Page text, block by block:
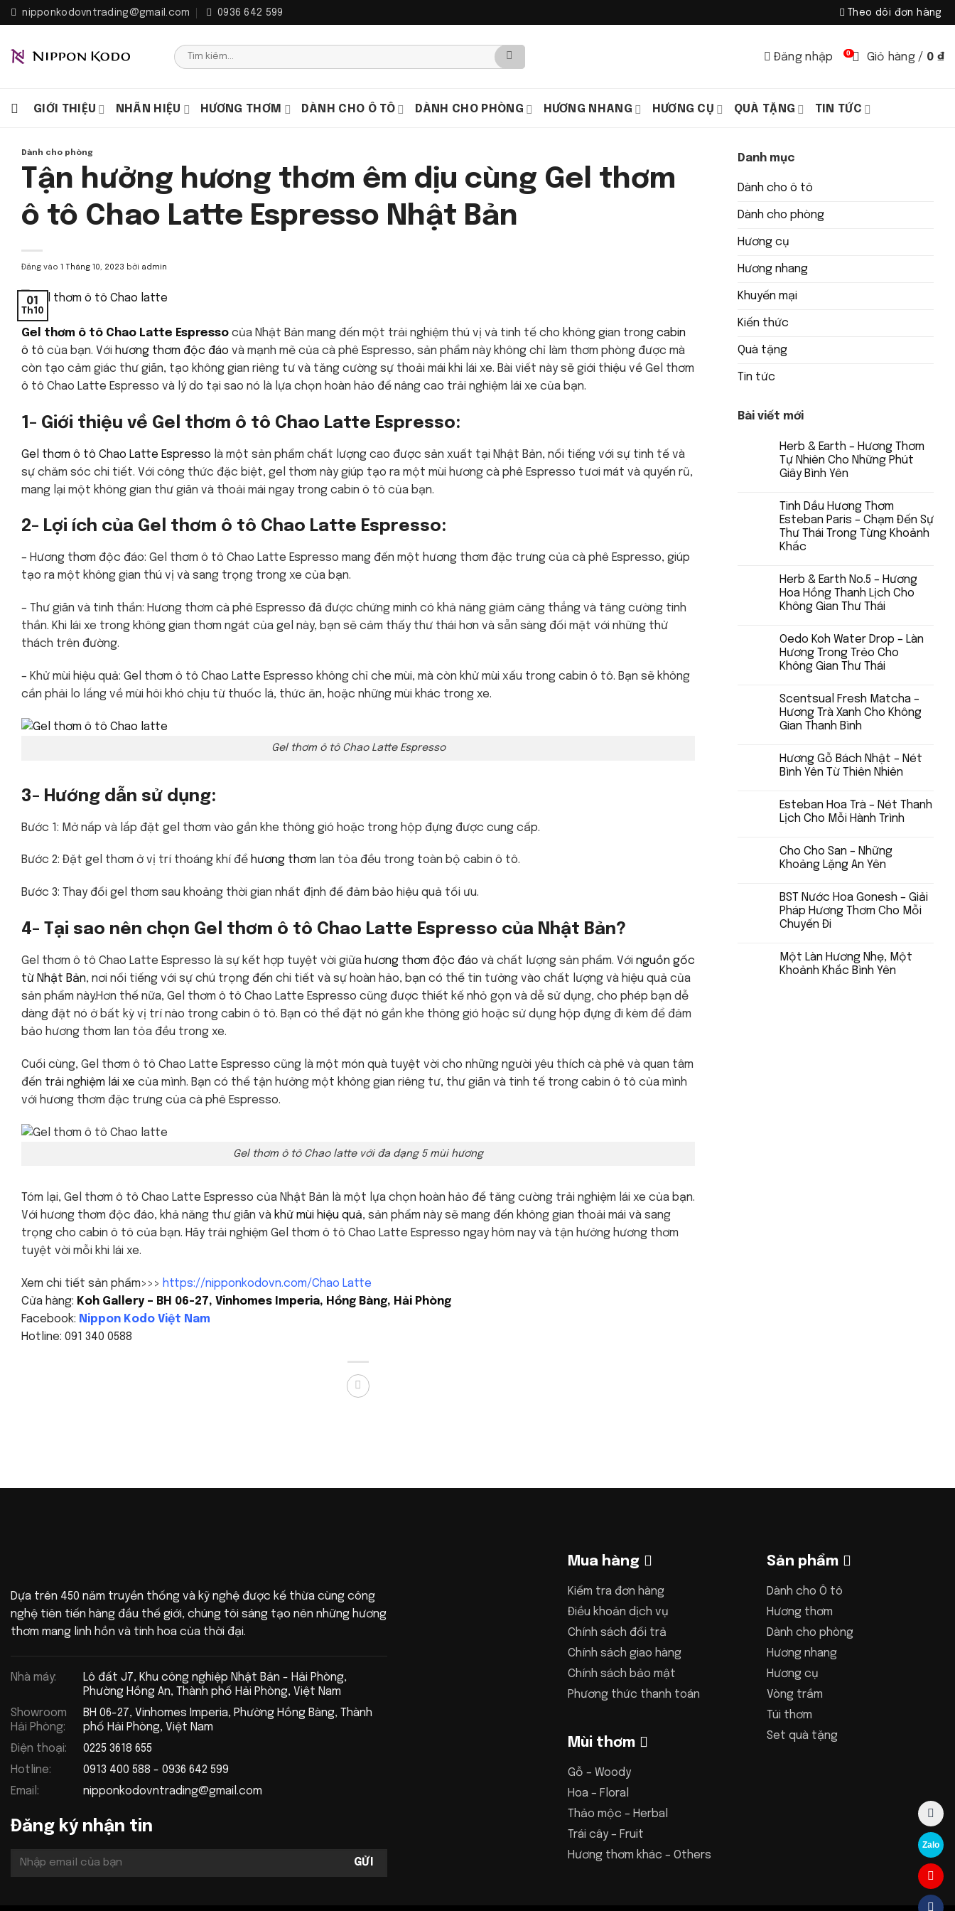
Bỏ
qua
dung
nipponkodovntrading@gmail.com 0936 642 599 Theo dõi đơn hàng
Tìm
kiếm:
Đăng nhập Giỏ hàng / 0 ₫
0
GIỚI THIỆU NHÃN HIỆU HƯƠNG THƠM DÀNH CHO Ô TÔ DÀNH CHO PHÒNG HƯƠNG NHANG HƯƠNG CỤ QUÀ TẶNG TIN TỨC
Dành cho phòng
Tận hưởng hương thơm êm dịu cùng Gel thơm
ô tô Chao Latte Espresso Nhật Bản
Đăng vào 1 Tháng 10, 2023 bởi admin
01
Th10
Gel thơm ô tô Chao Latte Espresso của Nhật Bản mang đến một trải nghiệm thú vị và tinh tế cho không gian trong cabin
ô tô của bạn. Với hương thơm độc đáo và mạnh mẽ của cà phê Espresso, sản phẩm này không chỉ làm thơm phòng được mà
còn tạo cảm giác thư giãn, tạo không gian riêng tư và tăng cường sự thoải mái khi lái xe. Bài viết này sẽ giới thiệu về Gel thơm
ô tô Chao Latte Espresso và lý do tại sao nó là lựa chọn hoàn hảo để nâng cao trải nghiệm lái xe của bạn.
1- Giới thiệu về Gel thơm ô tô Chao Latte Espresso:
Gel thơm ô tô Chao Latte Espresso là một sản phẩm chất lượng cao được sản xuất tại Nhật Bản, nổi tiếng với sự tinh tế và
sự chăm sóc chi tiết. Với công thức đặc biệt, gel thơm này giúp tạo ra một mùi hương cà phê Espresso tươi mát và quyến rũ,
mang lại một không gian thư giãn và thoải mái ngay trong cabin ô tô của bạn.
2- Lợi ích của Gel thơm ô tô Chao Latte Espresso:
– Hương thơm độc đáo: Gel thơm ô tô Chao Latte Espresso mang đến một hương thơm đặc trưng của cà phê Espresso, giúp
tạo ra một không gian thú vị và sang trọng trong xe của bạn.
– Thư giãn và tinh thần: Hương thơm cà phê Espresso đã được chứng minh có khả năng giảm căng thẳng và tăng cường tinh
thần. Khi lái xe trong không gian thơm ngát của gel này, bạn sẽ cảm thấy thư thái hơn và sẵn sàng đối mặt với những thử
thách trên đường.
– Khử mùi hiệu quả: Gel thơm ô tô Chao Latte Espresso không chỉ che mùi, mà còn khử mùi xấu trong cabin ô tô. Bạn sẽ không
cần phải lo lắng về mùi hôi khó chịu từ thuốc lá, thức ăn, hoặc những mùi khác trong xe.
Gel thơm ô tô Chao Latte Espresso
3- Hướng dẫn sử dụng:
Bước 1: Mở nắp và lắp đặt gel thơm vào gần khe thông gió hoặc trong hộp đựng được cung cấp.
Bước 2: Đặt gel thơm ở vị trí thoáng khí để hương thơm lan tỏa đều trong toàn bộ cabin ô tô.
Bước 3: Thay đổi gel thơm sau khoảng thời gian nhất định để đảm bảo hiệu quả tối ưu.
4- Tại sao nên chọn Gel thơm ô tô Chao Latte Espresso của Nhật Bản?
Gel thơm ô tô Chao Latte Espresso là sự kết hợp tuyệt vời giữa hương thơm độc đáo và chất lượng sản phẩm. Với nguồn gốc
từ Nhật Bản, nơi nổi tiếng với sự chú trọng đến chi tiết và sự hoàn hảo, bạn có thể tin tưởng vào chất lượng và hiệu quả của
sản phẩm này.Hơn thế nữa, Gel thơm ô tô Chao Latte Espresso cũng được thiết kế nhỏ gọn và dễ sử dụng, cho phép bạn dễ
dàng đặt nó ở bất kỳ vị trí nào trong cabin ô tô. Bạn có thể đặt nó gần khe thông gió hoặc sử dụng hộp đựng đi kèm để đảm
bảo hương thơm lan tỏa đều trong xe.
Cuối cùng, Gel thơm ô tô Chao Latte Espresso cũng là một món quà tuyệt vời cho những người yêu thích cà phê và quan tâm
đến trải nghiệm lái xe của mình. Bạn có thể tận hưởng một không gian riêng tư, thư giãn và tinh tế trong cabin ô tô của mình
với hương thơm đặc trưng của cà phê Espresso.
Gel thơm ô tô Chao latte với đa dạng 5 mùi hương
Tóm lại, Gel thơm ô tô Chao Latte Espresso của Nhật Bản là một lựa chọn hoàn hảo để tăng cường trải nghiệm lái xe của bạn.
Với hương thơm độc đáo, khả năng thư giãn và khử mùi hiệu quả, sản phẩm này sẽ mang đến không gian thoải mái và sang
trọng cho cabin ô tô của bạn. Hãy trải nghiệm Gel thơm ô tô Chao Latte Espresso ngay hôm nay và tận hưởng hương thơm
tuyệt vời mỗi khi lái xe.
Xem chi tiết sản phẩm>>> https://nipponkodovn.com/Chao Latte
Cửa hàng: Koh Gallery – BH 06-27, Vinhomes Imperia, Hồng Bàng, Hải Phòng
Facebook: Nippon Kodo Việt Nam
Hotline: 091 340 0588
Danh mục
Dành cho ô tô
Dành cho phòng
Hương cụ
Hương nhang
Khuyến mại
Kiến thức
Quà tặng
Tin tức
Bài viết mới
Herb & Earth – Hương Thơm
Tự Nhiên Cho Những Phút
Giây Bình Yên
Tinh Dầu Hương Thơm
Esteban Paris – Chạm Đến Sự
Thư Thái Trong Từng Khoảnh
Khắc
Herb & Earth No.5 – Hương
Hoa Hồng Thanh Lịch Cho
Không Gian Thư Thái
Oedo Koh Water Drop – Làn
Hương Trong Trẻo Cho
Không Gian Thư Thái
Scentsual Fresh Matcha –
Hương Trà Xanh Cho Không
Gian Thanh Bình
Hương Gỗ Bách Nhật – Nét
Bình Yên Từ Thiên Nhiên
Esteban Hoa Trà – Nét Thanh
Lịch Cho Mỗi Hành Trình
Cho Cho San – Những
Khoảng Lặng An Yên
BST Nước Hoa Gonesh – Giải
Pháp Hương Thơm Cho Mỗi
Chuyến Đi
Một Làn Hương Nhẹ, Một
Khoảnh Khắc Bình Yên
Dựa trên 450 năm truyền thống và kỹ nghệ được kế thừa cùng công
nghệ tiên tiến hàng đầu thế giới, chúng tôi sáng tạo nên những hương
thơm mang linh hồn và tinh hoa của thời đại.
Nhà máy:
Lô đất J7, Khu công nghiệp Nhật Bản - Hải Phòng,
Phường Hồng An, Thành phố Hải Phòng, Việt Nam
Showroom
Hải Phòng:
BH 06-27, Vinhomes Imperia, Phường Hồng Bàng, Thành
phố Hải Phòng, Việt Nam
Điện thoại:
0225 3618 655
Hotline:
0913 400 588 - 0936 642 599
Email:
nipponkodovntrading@gmail.com
Đăng ký nhận tin
Mua hàng
Kiểm tra đơn hàng
Điều khoản dịch vụ
Chính sách đổi trả
Chính sách giao hàng
Chính sách bảo mật
Phương thức thanh toán
Mùi thơm
Gỗ – Woody
Hoa – Floral
Thảo mộc – Herbal
Trái cây – Fruit
Hương thơm khác – Others
Sản phẩm
Dành cho Ô tô
Hương thơm
Dành cho phòng
Hương nhang
Hương cụ
Vòng trầm
Túi thơm
Set quà tặng
Zalo